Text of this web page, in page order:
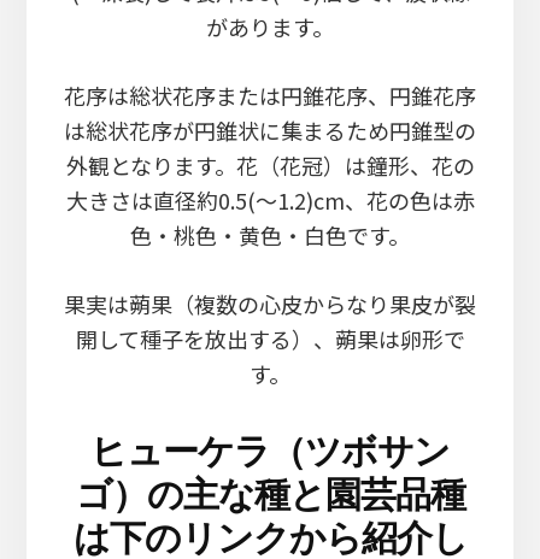
があります。
花序は総状花序または円錐花序、円錐花序
は総状花序が円錐状に集まるため円錐型の
外観となります。花（花冠）は鐘形、花の
大きさは直径約0.5(～1.2)cm、花の色は赤
色・桃色・黄色・白色です。
果実は蒴果（複数の心皮からなり果皮が裂
開して種子を放出する）、蒴果は卵形で
す。
ヒューケラ（ツボサン
ゴ）の主な種と園芸品種
は下のリンクから紹介し